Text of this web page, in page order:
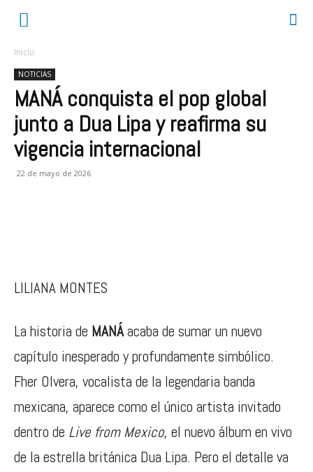
Inicio
NOTICIAS
MANÁ conquista el pop global
junto a Dua Lipa y reafirma su
vigencia internacional
22 de mayo de 2026
LILIANA MONTES
La historia de MANÁacaba de sumar un nuevo
capítulo inesperado y profundamente simbólico.
Fher Olvera, vocalista de la legendaria banda
mexicana, aparece como el único artista invitado
dentro de Live from Mexico, el nuevo álbum en vivo
de la estrella británica Dua Lipa. Pero el detalle va